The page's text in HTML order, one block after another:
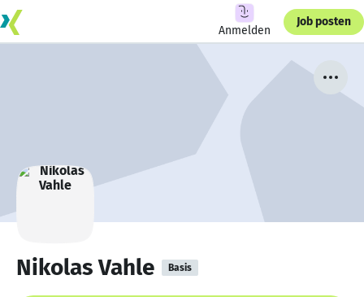
Anmelden
Job posten
Nikolas Vahle Basis